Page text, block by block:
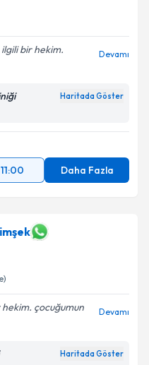
bir hekim.
Devamı
Haritada Göster
11:00 Daha Fazla
hekim. çocuğumun
Devamı
Haritada Göster